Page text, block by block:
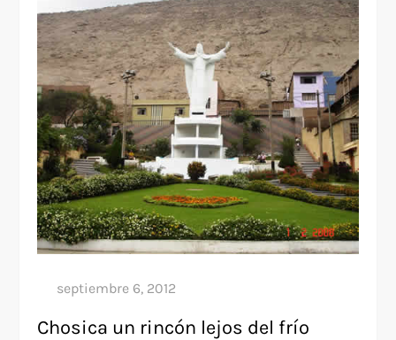
Chosica un rincón lejos del frío